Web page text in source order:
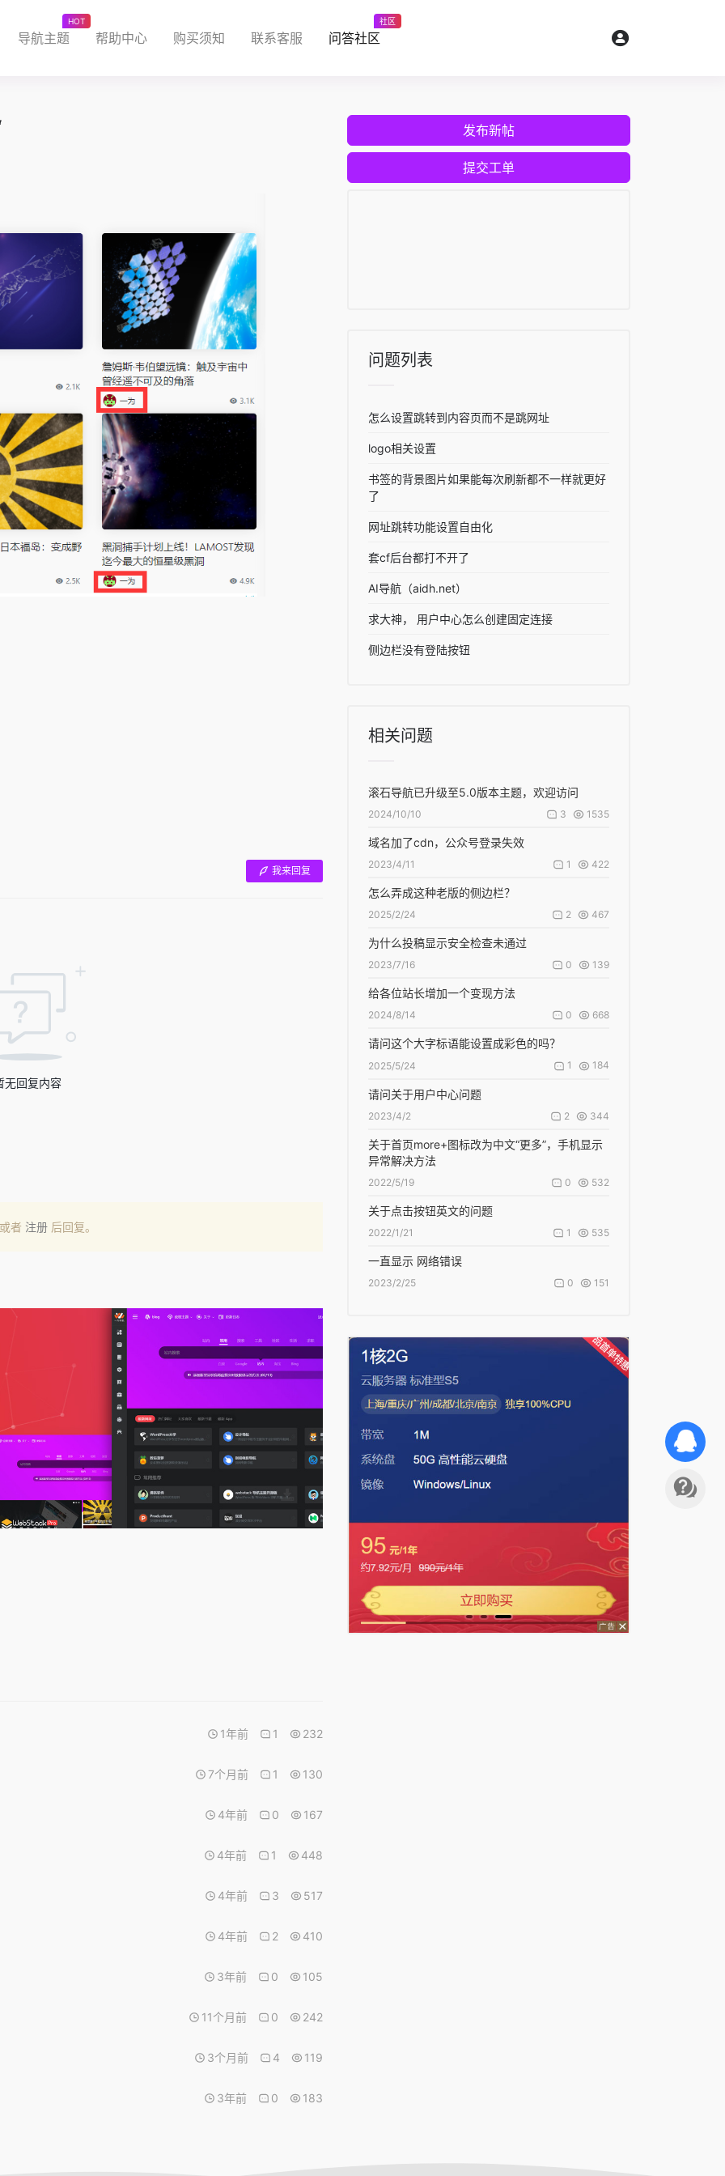
导航主题
HOT
帮助中心 购买须知 联系客服 问答社区
社区
我来回复
无回复内容
者 注册 后回复。
1年前 1 232
7个月前 1 130
4年前 0 167
4年前 1 448
4年前 3 517
4年前 2 410
3年前 0 105
11个月前 0 242
3个月前 4 119
3年前 0 183
发布新帖
提交工单
问题列表
怎么设置跳转到内容页而不是跳网址
logo相关设置
书签的背景图片如果能每次刷新都不一样就更好
了
网址跳转功能设置自由化
套cf后台都打不开了
AI导航（aidh.net）
求大神， 用户中心怎么创建固定连接
侧边栏没有登陆按钮
相关问题
滚石导航已升级至5.0版本主题，欢迎访问
2024/10/10 3 1535
域名加了cdn，公众号登录失效
2023/4/11 1 422
怎么弄成这种老版的侧边栏？
2025/2/24 2 467
为什么投稿显示安全检查未通过
2023/7/16 0 139
给各位站长增加一个变现方法
2024/8/14 0 668
请问这个大字标语能设置成彩色的吗？
2025/5/24 1 184
请问关于用户中心问题
2023/4/2 2 344
关于首页more+图标改为中文“更多”，手机显示
异常解决方法
2022/5/19 0 532
关于点击按钮英文的问题
2022/1/21 1 535
一直显示 网络错误
2023/2/25 0 151